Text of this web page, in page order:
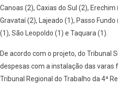
Canoas (2), Caxias do Sul (2),
Gravataí (2), Lajeado (1), Passo
(1), São Leopoldo (1) e Taquara (1).
De acordo com o projeto, do Tribunal
despesas com a instalação das
Tribunal Regional do Trabalho da 4ª